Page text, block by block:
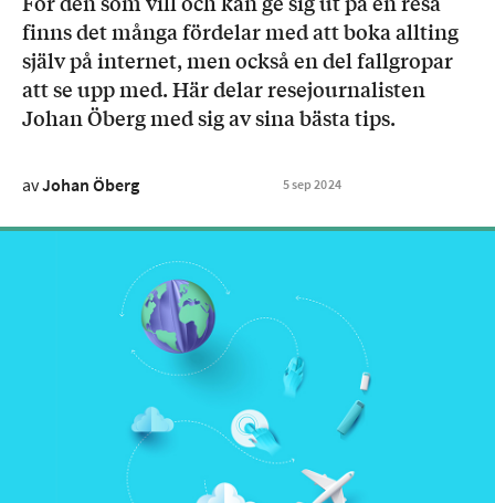
finns det många fördelar med att boka allting
själv på internet, men också en del fallgropar
att se upp med. Här delar resejournalisten
Johan Öberg med sig av sina bästa tips.
avJohan Öberg 5sep 2024